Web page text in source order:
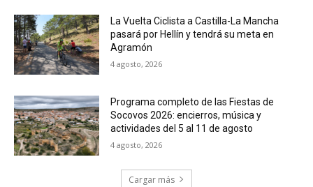
La Vuelta Ciclista a Castilla-La Mancha
pasará por Hellín y tendrá su meta en
Agramón
4 agosto, 2026
Programa completo de las Fiestas de
Socovos 2026: encierros, música y
actividades del 5 al 11 de agosto
4 agosto, 2026
Cargar más